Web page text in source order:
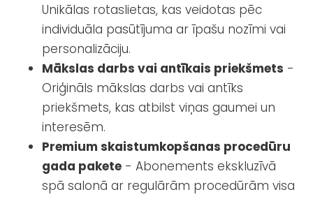
Unikālas rotaslietas, kas veidotas pēc
individuāla pasūtījuma ar īpašu nozīmi vai
personalizāciju.
Mākslas darbs vai antīkais priekšmets -
Oriģināls mākslas darbs vai antīks
priekšmets, kas atbilst viņas gaumei un
interesēm.
Premium skaistumkopšanas procedūru
gada pakete - Abonements ekskluzīvā
spā salonā ar regulārām procedūrām visa